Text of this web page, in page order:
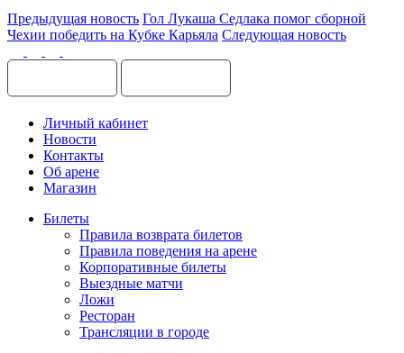
Предыдущая новость Гол Лукаша Седлака помог сборной
Чехии победить на Кубке Карьяла Следующая новость
Личный кабинет
Новости
Контакты
Об арене
Магазин
Билеты
Правила возврата билетов
Правила поведения на арене
Корпоративные билеты
Выездные матчи
Ложи
Ресторан
Трансляции в городе